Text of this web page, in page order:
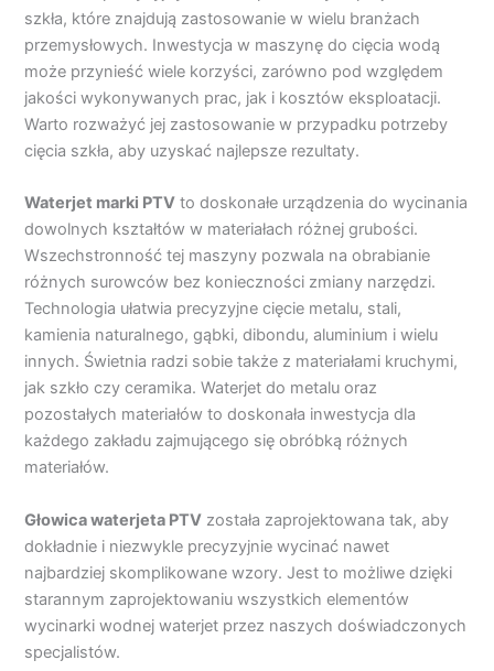
szkła, które znajdują zastosowanie w wielu branżach
przemysłowych. Inwestycja w maszynę do cięcia wodą
może przynieść wiele korzyści, zarówno pod względem
jakości wykonywanych prac, jak i kosztów eksploatacji.
Warto rozważyć jej zastosowanie w przypadku potrzeby
cięcia szkła, aby uzyskać najlepsze rezultaty.
Waterjet marki PTV to doskonałe urządzenia do wycinania
dowolnych kształtów w materiałach różnej grubości.
Wszechstronność tej maszyny pozwala na obrabianie
różnych surowców bez konieczności zmiany narzędzi.
Technologia ułatwia precyzyjne cięcie metalu, stali,
kamienia naturalnego, gąbki, dibondu, aluminium i wielu
innych. Świetnia radzi sobie także z materiałami kruchymi,
jak szkło czy ceramika. Waterjet do metalu oraz
pozostałych materiałów to doskonała inwestycja dla
każdego zakładu zajmującego się obróbką różnych
materiałów.
Głowica waterjeta PTV została zaprojektowana tak, aby
dokładnie i niezwykle precyzyjnie wycinać nawet
najbardziej skomplikowane wzory. Jest to możliwe dzięki
starannym zaprojektowaniu wszystkich elementów
wycinarki wodnej waterjet przez naszych doświadczonych
specjalistów.